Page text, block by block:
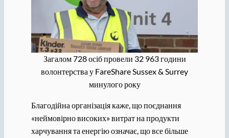
Загалом 728 осіб провели 32 963 години
волонтерства у FareShare Sussex & Surrey
минулого року
Благодійна організація каже, що поєднання
«неймовірно високих» витрат на продукти
харчування та енергію означає, що все більше